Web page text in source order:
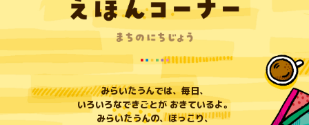
みらいたうんでは、毎日、
いろいろなできごとが おきているよ。
みらいたうんの、ほっこり、